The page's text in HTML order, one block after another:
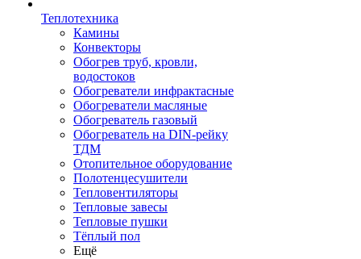
Теплотехника
Камины
Конвекторы
Обогрев труб, кровли,
водостоков
Обогреватели инфрактасные
Обогреватели масляные
Обогреватель газовый
Обогреватель на DIN-рейку
ТДМ
Отопительное оборудование
Полотенцесушители
Тепловентиляторы
Тепловые завесы
Тепловые пушки
Тёплый пол
Ещё